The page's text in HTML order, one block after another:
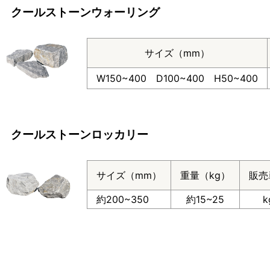
クールストーンウォーリング
サイズ（mm）
W150~400 D100~400 H50~400
クールストーンロッカリー
サイズ（mm） 重量（kg）
販
約200~350
約15~25